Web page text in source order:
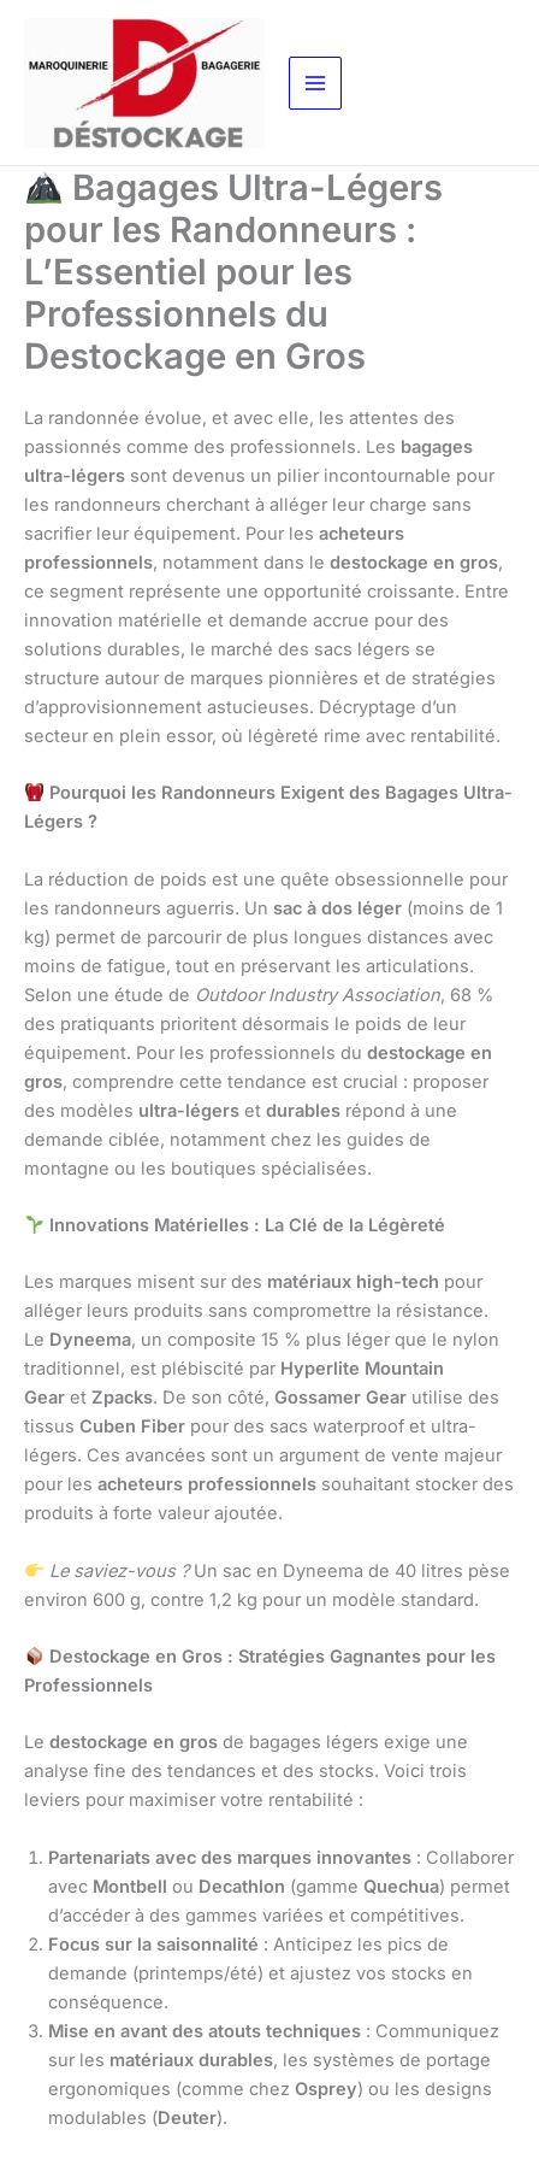
contenu
Bagages Ultra-Légers
pour les Randonneurs :
L’Essentiel pour les
Professionnels du
Destockage en Gros
La randonnée évolue, et avec elle, les attentes des
passionnés comme des professionnels. Les bagages
ultra-légers sont devenus un pilier incontournable pour
les randonneurs cherchant à alléger leur charge sans
sacrifier leur équipement. Pour les acheteurs
professionnels, notamment dans le destockage en gros,
ce segment représente une opportunité croissante. Entre
innovation matérielle et demande accrue pour des
solutions durables, le marché des sacs légers se
structure autour de marques pionnières et de stratégies
d’approvisionnement astucieuses. Décryptage d’un
secteur en plein essor, où légèreté rime avec rentabilité.
Pourquoi les Randonneurs Exigent des Bagages Ultra-
Légers ?
La réduction de poids est une quête obsessionnelle pour
les randonneurs aguerris. Un sac à dos léger (moins de 1
kg) permet de parcourir de plus longues distances avec
moins de fatigue, tout en préservant les articulations.
Selon une étude de Outdoor Industry Association, 68 %
des pratiquants prioritent désormais le poids de leur
équipement. Pour les professionnels du destockage en
gros, comprendre cette tendance est crucial : proposer
des modèles ultra-légers et durables répond à une
demande ciblée, notamment chez les guides de
montagne ou les boutiques spécialisées.
Innovations Matérielles : La Clé de la Légèreté
Les marques misent sur des matériaux high-tech pour
alléger leurs produits sans compromettre la résistance.
Le Dyneema, un composite 15 % plus léger que le nylon
traditionnel, est plébiscité par Hyperlite Mountain
Gear et Zpacks. De son côté, Gossamer Gear utilise des
tissus Cuben Fiber pour des sacs waterproof et ultra-
légers. Ces avancées sont un argument de vente majeur
pour les acheteurs professionnels souhaitant stocker des
produits à forte valeur ajoutée.
Le saviez-vous ?Un sac en Dyneema de 40 litres pèse
environ 600 g, contre 1,2 kg pour un modèle standard.
Destockage en Gros : Stratégies Gagnantes pour les
Professionnels
Le destockage en gros de bagages légers exige une
analyse fine des tendances et des stocks. Voici trois
leviers pour maximiser votre rentabilité :
Partenariats avec des marques innovantes : Collaborer
avec Montbell ou Decathlon (gamme Quechua) permet
d’accéder à des gammes variées et compétitives.
Focus sur la saisonnalité : Anticipez les pics de
demande (printemps/été) et ajustez vos stocks en
conséquence.
Mise en avant des atouts techniques : Communiquez
sur les matériaux durables, les systèmes de portage
ergonomiques (comme chez Osprey) ou les designs
modulables (Deuter).